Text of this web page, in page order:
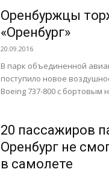
Оренбуржцы
«Оренбург»
20.09.2016
В парк объединенной
поступило новое
Boeing 737-800 с бортовым
20 пассажиров
Оренбург не
в самолете